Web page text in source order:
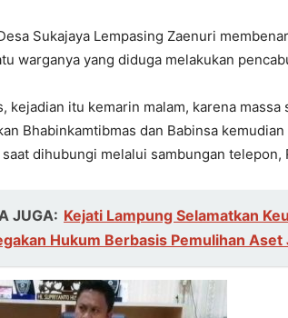
Sukajaya Lempasing Zaenuri
warganya yang diduga melakukan
kejadian itu kemarin malam, karena
Bhabinkamtibmas dan Babinsa
dihubungi melalui sambungan telepon,
JUGA: Kejati Lampung Selamatkan
Hukum Berbasis Pemulihan Aset